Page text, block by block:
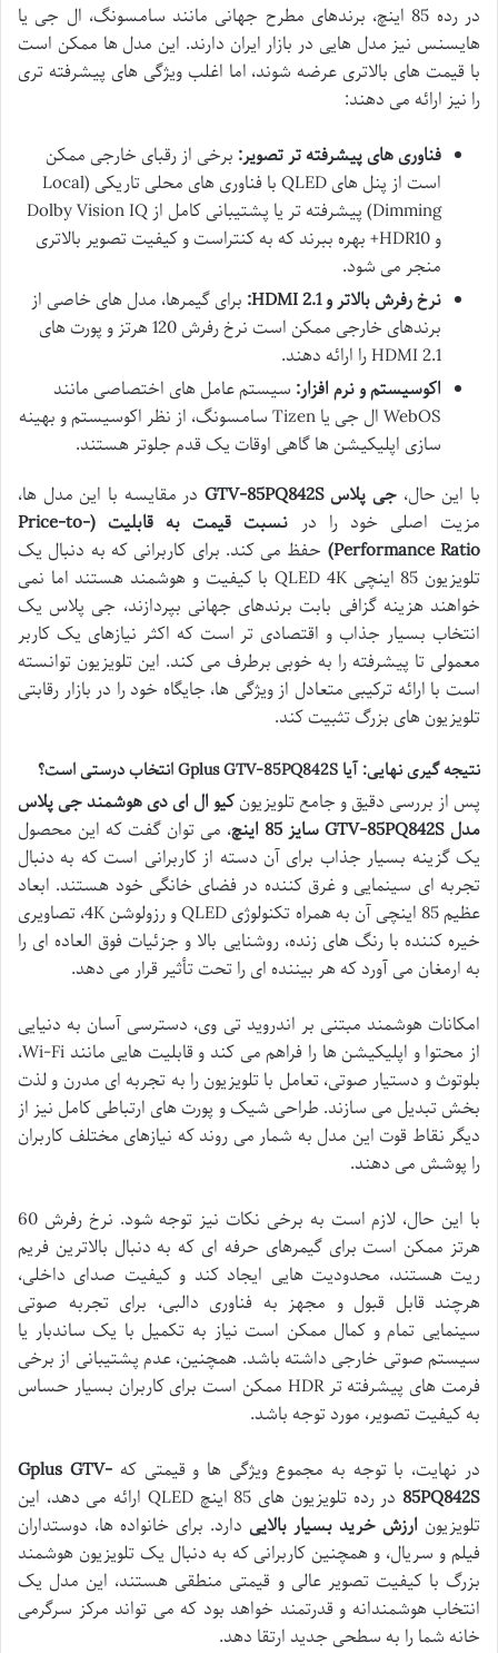
در رده 85 اینچ، برندهای مطرح جهانی مانند سامسونگ، ال جی یا
هایسنس نیز مدل هایی در بازار ایران دارند. این مدل ها ممکن است
با قیمت های بالاتری عرضه شوند، اما اغلب ویژگی های پیشرفته تری
را نیز ارائه می دهند:
فناوری های پیشرفته تر تصویر: برخی از رقبای خارجی ممکن
است از پنل های QLED با فناوری های محلی تاریکی (Local
Dimming) پیشرفته تر یا پشتیبانی کامل از Dolby Vision IQ
و HDR10+ بهره ببرند که به کنتراست و کیفیت تصویر بالاتری
منجر می شود.
نرخ رفرش بالاتر و HDMI 2.1:
برای گیمرها، مدل های خاصی از
برندهای خارجی ممکن است نرخ رفرش 120 هرتز و پورت های
HDMI 2.1 را ارائه دهند.
اکوسیستم و نرم افزار: سیستم عامل های اختصاصی مانند
WebOS ال جی یا Tizen سامسونگ، از نظر اکوسیستم و بهینه
سازی اپلیکیشن ها گاهی اوقات یک قدم جلوتر هستند.
با این حال، جی پلاس GTV-85PQ842S
در مقایسه با این مدل ها،
مزیت اصلی خود را در
نسبت قیمت به قابلیت (Price-to-
Performance Ratio) حفظ می کند. برای کاربرانی که به دنبال یک
تلویزیون 85 اینچی QLED 4K با کیفیت و هوشمند هستند اما نمی
خواهند هزینه گزافی بابت برندهای جهانی بپردازند، جی پلاس یک
انتخاب بسیار جذاب و اقتصادی تر است که اکثر نیازهای یک کاربر
معمولی تا پیشرفته را به خوبی برطرف می کند. این تلویزیون توانسته
است با ارائه ترکیبی متعادل از ویژگی ها، جایگاه خود را در بازار رقابتی
تلویزیون های بزرگ تثبیت کند.
نتیجه گیری نهایی: آیا Gplus GTV-85PQ842S انتخاب درستی است؟
پس از بررسی دقیق و جامع تلویزیونکیو ال ای دی هوشمند جی پلاس
مدل GTV-85PQ842S سایز 85 اینچ
، می توان گفت که این محصول
یک گزینه بسیار جذاب برای آن دسته از کاربرانی است که به دنبال
تجربه ای سینمایی و غرق کننده در فضای خانگی خود هستند. ابعاد
عظیم 85 اینچی آن به همراه تکنولوژی QLED و رزولوشن 4K، تصاویری
خیره کننده با رنگ های زنده، روشنایی بالا و جزئیات فوق العاده ای را
به ارمغان می آورد که هر بیننده ای را تحت تأثیر قرار می دهد.
امکانات هوشمند مبتنی بر اندروید تی وی، دسترسی آسان به دنیایی
از محتوا و اپلیکیشن ها را فراهم می کند و قابلیت هایی مانند Wi-Fi،
بلوتوث و دستیار صوتی، تعامل با تلویزیون را به تجربه ای مدرن و لذت
بخش تبدیل می سازند. طراحی شیک و پورت های ارتباطی کامل نیز از
دیگر نقاط قوت این مدل به شمار می روند که نیازهای مختلف کاربران
را پوشش می دهند.
با این حال، لازم است به برخی نکات نیز توجه شود. نرخ رفرش 60
هرتز ممکن است برای گیمرهای حرفه ای که به دنبال بالاترین فریم
ریت هستند، محدودیت هایی ایجاد کند و کیفیت صدای داخلی،
هرچند قابل قبول و مجهز به فناوری دالبی، برای تجربه صوتی
سینمایی تمام و کمال ممکن است نیاز به تکمیل با یک ساندبار یا
سیستم صوتی خارجی داشته باشد. همچنین، عدم پشتیبانی از برخی
فرمت های پیشرفته تر HDR ممکن است برای کاربران بسیار حساس
به کیفیت تصویر، مورد توجه باشد.
در نهایت، با توجه به مجموع ویژگی ها و قیمتی کهGplus GTV-
85PQ842S
در رده تلویزیون های 85 اینچ QLED ارائه می دهد، این
تلویزیون ارزش خرید بسیار بالایی دارد. برای خانواده ها، دوستداران
فیلم و سریال، و همچنین کاربرانی که به دنبال یک تلویزیون هوشمند
بزرگ با کیفیت تصویر عالی و قیمتی منطقی هستند، این مدل یک
انتخاب هوشمندانه و قدرتمند خواهد بود که می تواند مرکز سرگرمی
خانه شما را به سطحی جدید ارتقا دهد.